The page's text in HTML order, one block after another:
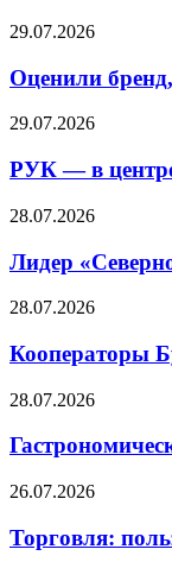
29.07.2026
Оценили
29.07.2026
РУК — в
28.07.2026
Лидер
28.07.2026
Кооператоры
28.07.2026
26.07.2026
Торговля: